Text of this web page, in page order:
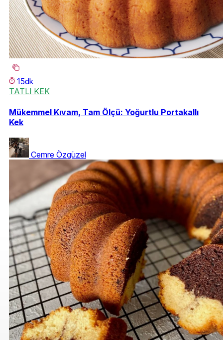
15dk
TATLI KEK
Mükemmel Kıvam, Tam Ölçü: Yoğurtlu Portakallı
Kek
Cemre Özgüzel